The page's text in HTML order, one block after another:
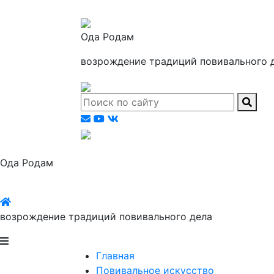
Ода Родам
возрождение традиций повивального
Ода Родам
возрождение традиций повивального дела
Главная
Повивальное искусство